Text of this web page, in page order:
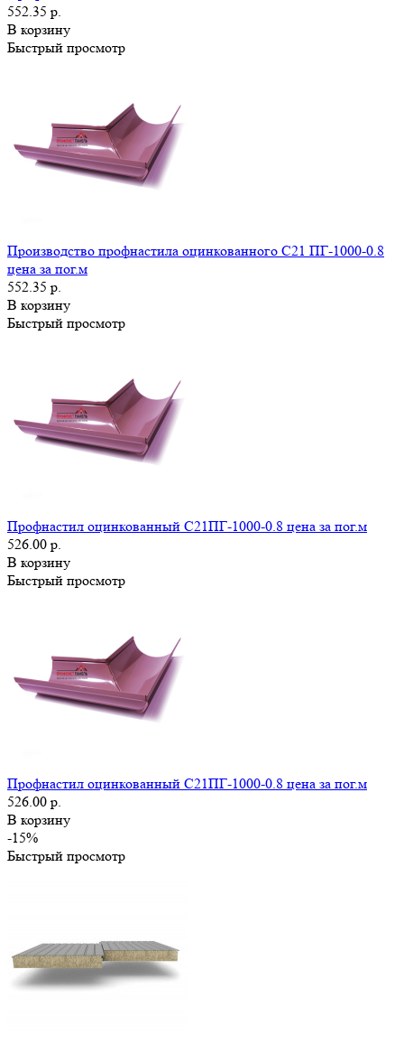
552.35 р.
В корзину
Быстрый просмотр
Производство профнастила оцинкованного С21 ПГ-1000-0.8
цена за пог.м
552.35 р.
В корзину
Быстрый просмотр
Профнастил оцинкованный С21ПГ-1000-0.8 цена за пог.м
526.00 р.
В корзину
Быстрый просмотр
Профнастил оцинкованный С21ПГ-1000-0.8 цена за пог.м
526.00 р.
В корзину
-15%
Быстрый просмотр